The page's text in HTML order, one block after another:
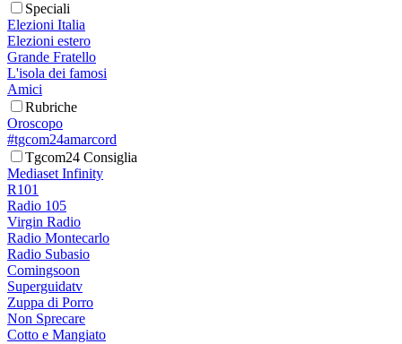
Speciali
Elezioni Italia
Elezioni estero
Grande Fratello
L'isola dei famosi
Amici
Rubriche
Oroscopo
#tgcom24amarcord
Tgcom24 Consiglia
Mediaset Infinity
R101
Radio 105
Virgin Radio
Radio Montecarlo
Radio Subasio
Comingsoon
Superguidatv
Zuppa di Porro
Non Sprecare
Cotto e Mangiato